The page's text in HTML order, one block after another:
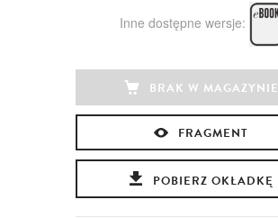
Inne dostępne wersje:
BRAK W MAGAZYNIE
FRAGMENT
POBIERZ OKŁADKĘ